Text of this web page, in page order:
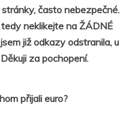
často nebezpečné.
neklikejte na ŽÁDNÉ
již odkazy odstranila, u
za pochopení.
přijali euro?